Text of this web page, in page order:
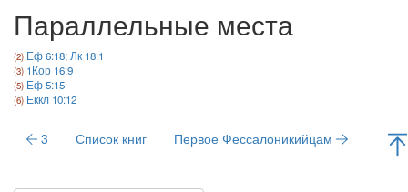
Параллельные места
Еф 6:18; Лк 18:1
1Кор 16:9
Еф 5:15
Еккл 10:12
3 Список книг Первое Фессалоникийцам